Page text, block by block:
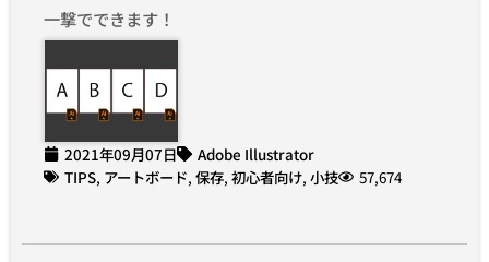
一撃でできます！
2021年09月07日
Adobe Illustrator
TIPS, アートボード, 保存, 初心者向け, 小技 57,674